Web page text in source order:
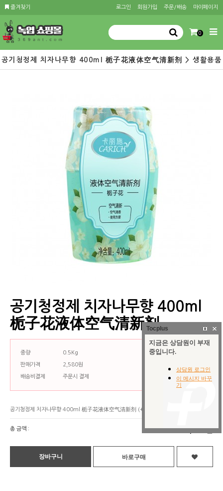
즐겨찾기 로그인 회원가입 주문/배송 마이페이지
0
공기청정제 치자나무향 400ml 栀子花液体空气清新剂 > 생활용품
공기청정제 치자나무향 400ml
栀子花液体空气清新剂
중량 0.5Kg
판매가격 2,580원
배송비결제 주문시 결제
공기청정제 치자나무향 400ml 栀子花液体空气清新剂 (+0원)
총 금액 : 2,580원
Tocplus